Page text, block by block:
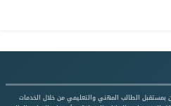
بمستقبل الطالب المهني والتعليمي من خلال الخدمات